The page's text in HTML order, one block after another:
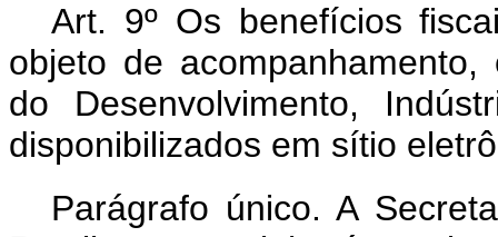
Art. 9º Os benefícios
objeto de
do Desenvolvimento,
disponibilizados em sítio
Parágrafo único. A